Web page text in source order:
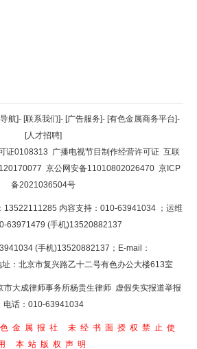
返回顶部
返回首页
航]- [联系我们]- [广告服务]- [有色金属商务平台]-
[人才招聘]
证0108313 广播电视节目制作经营许可证 互联
京公网安备11010802026470 京ICP
备2021036504号
13522111285 内容支持：010-63941034 ；运维
63971479 (手机)13520882137
(手机)13520882137；E-mail：
址：北京市复兴路乙十二号有色办公大楼613室
大成律师事务所杨贵生律师 虚假失实报道举报
电话：010-63941034
金属报社
未经书面授权禁止使
本站版权声明